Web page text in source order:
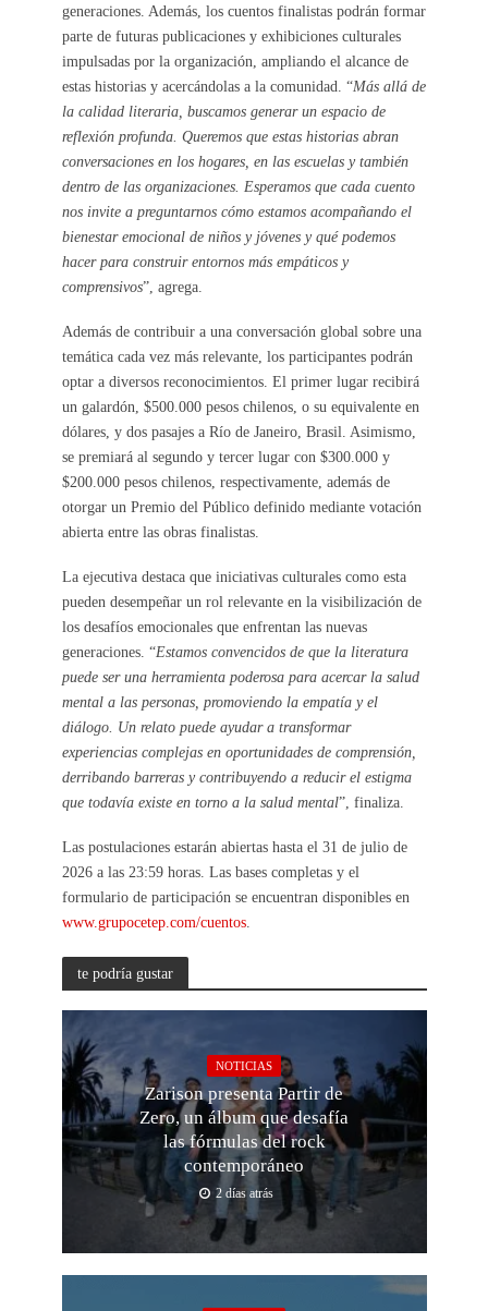
generaciones. Además, los cuentos finalistas podrán formar
parte de futuras publicaciones y exhibiciones culturales
impulsadas por la organización, ampliando el alcance de
estas historias y acercándolas a la comunidad. “Más allá de
la calidad literaria, buscamos generar un espacio de
reflexión profunda. Queremos que estas historias abran
conversaciones en los hogares, en las escuelas y también
dentro de las organizaciones. Esperamos que cada cuento
nos invite a preguntarnos cómo estamos acompañando el
bienestar emocional de niños y jóvenes y qué podemos
hacer para construir entornos más empáticos y
comprensivos”, agrega.
Además de contribuir a una conversación global sobre una
temática cada vez más relevante, los participantes podrán
optar a diversos reconocimientos. El primer lugar recibirá
un galardón, $500.000 pesos chilenos, o su equivalente en
dólares, y dos pasajes a Río de Janeiro, Brasil. Asimismo,
se premiará al segundo y tercer lugar con $300.000 y
$200.000 pesos chilenos, respectivamente, además de
otorgar un Premio del Público definido mediante votación
abierta entre las obras finalistas.
La ejecutiva destaca que iniciativas culturales como esta
pueden desempeñar un rol relevante en la visibilización de
los desafíos emocionales que enfrentan las nuevas
generaciones. “Estamos convencidos de que la literatura
puede ser una herramienta poderosa para acercar la salud
mental a las personas, promoviendo la empatía y el
diálogo. Un relato puede ayudar a transformar
experiencias complejas en oportunidades de comprensión,
derribando barreras y contribuyendo a reducir el estigma
que todavía existe en torno a la salud mental”, finaliza.
Las postulaciones estarán abiertas hasta el 31 de julio de
2026 a las 23:59 horas. Las bases completas y el
formulario de participación se encuentran disponibles en
www.grupocetep.com/cuentos.
te podría gustar
NOTICIAS
Zarison presenta Partir de
Zero, un álbum que desafía
las fórmulas del rock
contemporáneo
2 días atrás